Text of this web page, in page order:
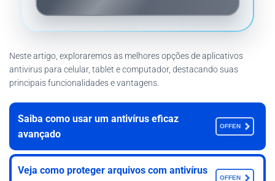
Neste artigo, exploraremos as melhores opções de aplicativos
antivirus para celular, tablet e computador, destacando suas
principais funcionalidades e vantagens.
Saiba como usar um antivírus eficaz
avançado
OFFEN
Veja como proteger arquivos com antivírus
OFFEN